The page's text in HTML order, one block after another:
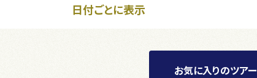
日付ごとに表示
お気に入りのツア